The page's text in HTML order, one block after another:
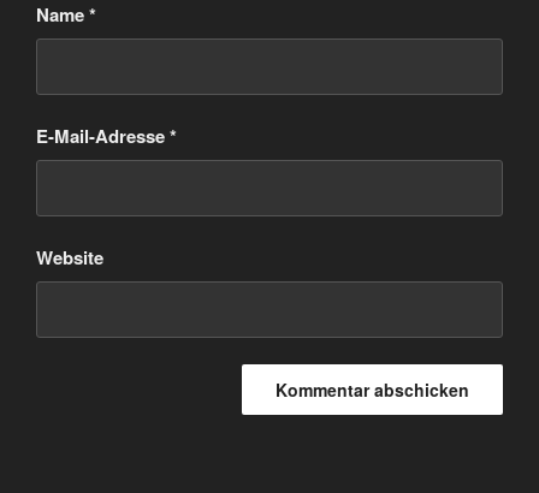
Name*
E-Mail-Adresse*
Website